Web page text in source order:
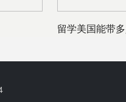
留学美国能带